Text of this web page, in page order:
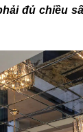
đủ chiều